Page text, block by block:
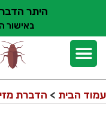
היתר הדברה
באישור
עמוד הבית > הדברת